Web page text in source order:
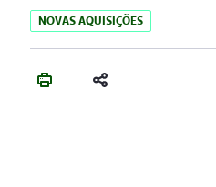
NOVAS AQUISIÇÕES